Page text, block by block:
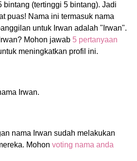
bintang (tertinggi 5 bintang). Jadi
puas! Nama ini termasuk nama
untuk Irwan adalah "Irwan".
Mohon jawab 5 pertanyaan
meningkatkan profil ini.
Irwan.
nama Irwan sudah melakukan
Mohon voting nama anda